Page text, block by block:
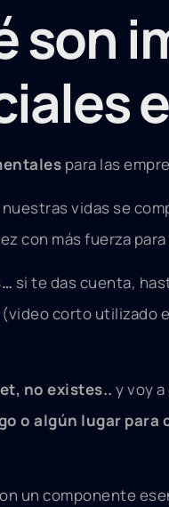
son
para las
vidas se
con más fuerza
si te das cuenta,
corto utilizado
no existes.. y voy
o algún lugar
un componente